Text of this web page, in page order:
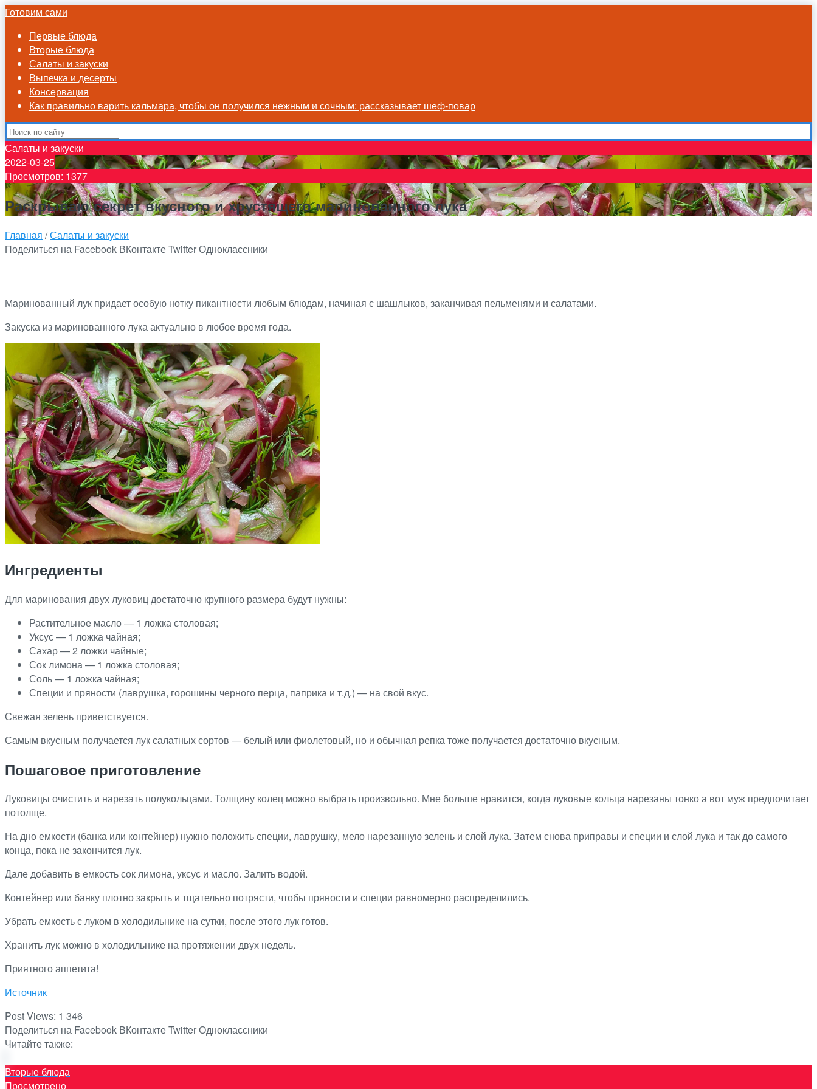
Готовим сами
Первые блюда
Вторые блюда
Салаты и закуски
Выпечка и десерты
Консервация
Как правильно варить кальмара, чтобы он получился нежным и сочным: рассказывает шеф-повар
Салаты и закуски
2022-03-25
Просмотров: 1377
Раскрываю секрет вкусного и хрустящего маринованного лука
Главная /Салаты и закуски
Поделиться на Facebook ВКонтактеTwitterОдноклассники
Маринованный лук придает особую нотку пикантности любым блюдам, начиная с шашлыков, заканчивая пельменями и салатами.
Закуска из маринованного лука актуально в любое время года.
Ингредиенты
Для маринования двух луковиц достаточно крупного размера будут нужны:
Растительное масло — 1 ложка столовая;
Уксус — 1 ложка чайная;
Сахар — 2 ложки чайные;
Сок лимона — 1 ложка столовая;
Соль — 1 ложка чайная;
Специи и пряности (лаврушка, горошины черного перца, паприка и т.д.) — на свой вкус.
Свежая зелень приветствуется.
Самым вкусным получается лук салатных сортов — белый или фиолетовый, но и обычная репка тоже получается достаточно вкусным.
Пошаговое приготовление
Луковицы очистить и нарезать полукольцами. Толщину колец можно выбрать произвольно. Мне больше нравится, когда луковые кольца нарезаны тонко а вот муж предпочитает
потолще.
На дно емкости (банка или контейнер) нужно положить специи, лаврушку, мело нарезанную зелень и слой лука. Затем снова приправы и специи и слой лука и так до самого
конца, пока не закончится лук.
Дале добавить в емкость сок лимона, уксус и масло. Залить водой.
Контейнер или банку плотно закрыть и тщательно потрясти, чтобы пряности и специи равномерно распределились.
Убрать емкость с луком в холодильнике на сутки, после этого лук готов.
Хранить лук можно в холодильнике на протяжении двух недель.
Приятного аппетита!
Источник
Post Views: 1 346
Поделиться на Facebook ВКонтактеTwitterОдноклассники
Читайте также:
Вторые блюда
Просмотрено